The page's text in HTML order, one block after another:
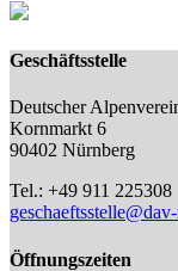
Geschäftsstelle
Deutscher
Kornmarkt 6
90402 Nürnberg
Tel.: +49 911 225308
Öffnungszeiten